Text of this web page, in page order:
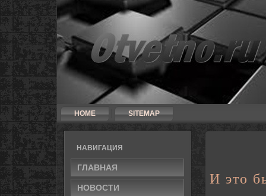
HOME SITEMAP
НАВИГАЦИЯ
ГЛАВНАЯ
НОВОСТИ
И это